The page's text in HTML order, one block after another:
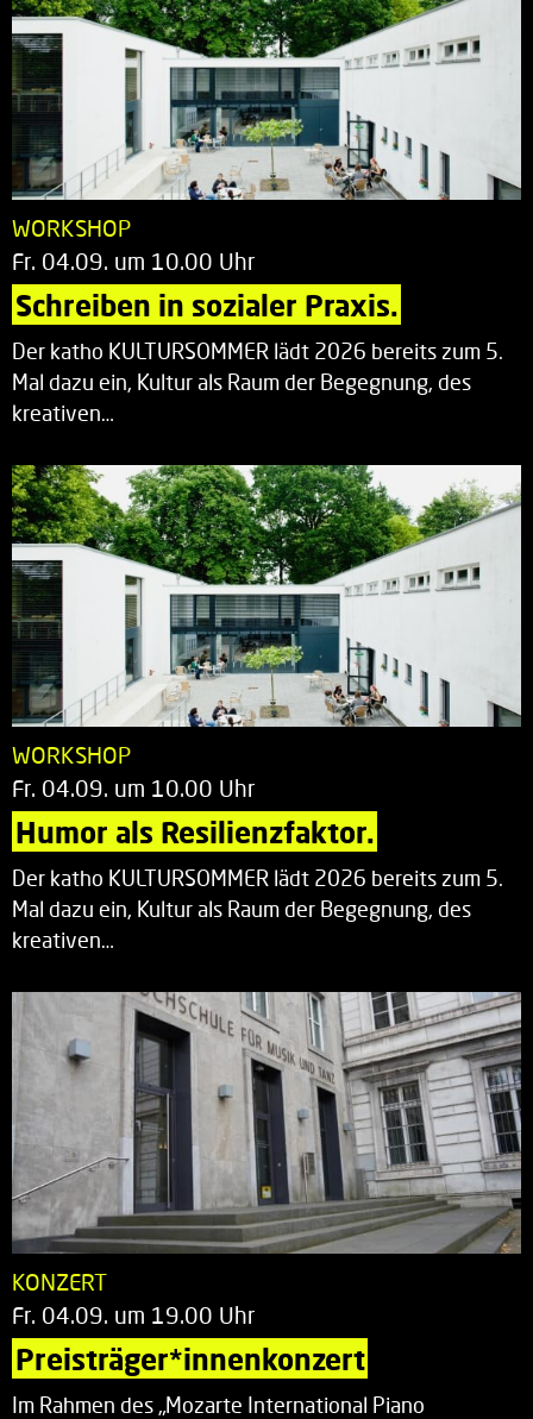
WORKSHOP
Fr. 04.09. um 10.00 Uhr
Schreiben in sozialer Praxis.
Der katho KULTURSOMMER lädt 2026 bereits zum 5.
Mal dazu ein, Kultur als Raum der Begegnung, des
kreativen…
WORKSHOP
Fr. 04.09. um 10.00 Uhr
Humor als Resilienzfaktor.
Der katho KULTURSOMMER lädt 2026 bereits zum 5.
Mal dazu ein, Kultur als Raum der Begegnung, des
kreativen…
KONZERT
Fr. 04.09. um 19.00 Uhr
Preisträger*innenkonzert
Im Rahmen des „Mozarte International Piano